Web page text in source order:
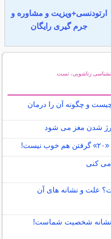
ارتودنسی+ویزیت و مشاوره و
جرم گیری رایگان
زناشویی، تست
و چگونه آن را درمان
شدن مغز می شود
کنی
علت و نشانه های آن
نشانه شخصیت شماست!